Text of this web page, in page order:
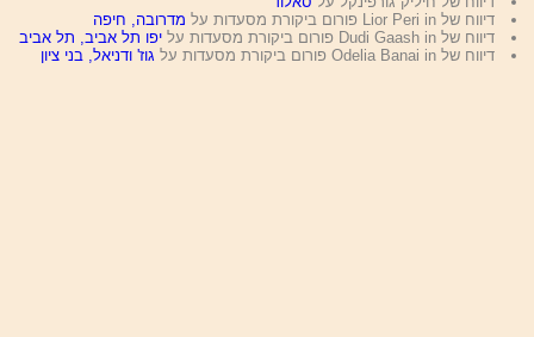
דיווח של Lior Peri in פורום ביקורת מסעדות על
מדרובה, חיפה
דיווח של Dudi Gaash in פורום ביקורת מסעדות על
יפו תל אביב, תל אביב
דיווח של Odelia Banai in פורום ביקורת מסעדות על
גוז' ודניאל, בני ציון